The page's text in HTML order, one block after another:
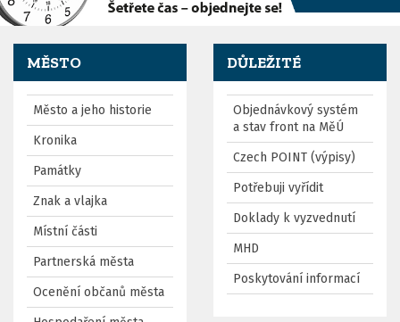
MĚSTO
Město a jeho historie
Kronika
Památky
Znak a vlajka
Místní části
Partnerská města
Ocenění občanů města
DŮLEŽITÉ
Objednávkový systém
a stav front na MěÚ
Czech POINT (výpisy)
Potřebuji vyřídit
Doklady k vyzvednutí
MHD
Poskytování informací